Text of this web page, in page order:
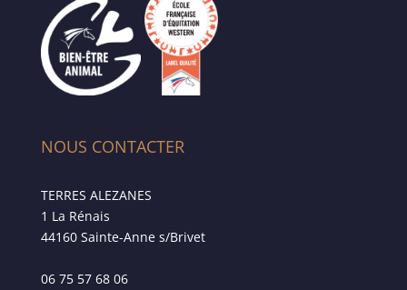
NOUS CONTACTER
TERRES ALEZANES
1 La Rénais
44160 Sainte-Anne s/Brivet
06 75 57 68 06